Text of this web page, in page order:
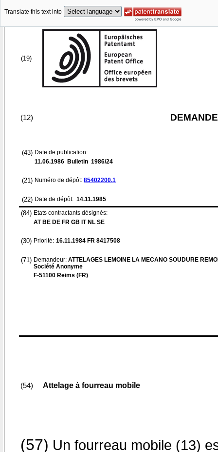
Translate this text into
(19)
(12)
(43) Date de publication:
11.06.1986 Bulletin 1986/24
(21) Numéro de dépôt: 85402200.1
(22) Date de dépôt: 14.11.1985
(84) Etats contractants désignés:
AT BE DE FR GB IT NL SE
(30) Priorité: 16.11.1984 FR 8417508
(71) Demandeur: ATTELAGES LEMOINE LA MECANO SOUDURE
Société Anonyme
F-51100 Reims (FR)
(54) Attelage à fourreau mobile
(57) Un fourreau mobile (13)